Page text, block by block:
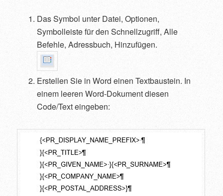
Das Symbol unter Datei, Optionen,
Symbolleiste für den Schnellzugriff, Alle
Befehle, Adressbuch, Hinzufügen.
Erstellen Sie in Word einen Textbaustein. In
einem leeren Word-Dokument diesen
Code/Text eingeben: